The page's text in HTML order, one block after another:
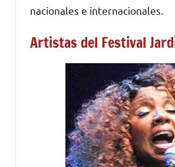
nacionales e internacionales.
Artistas del Festival